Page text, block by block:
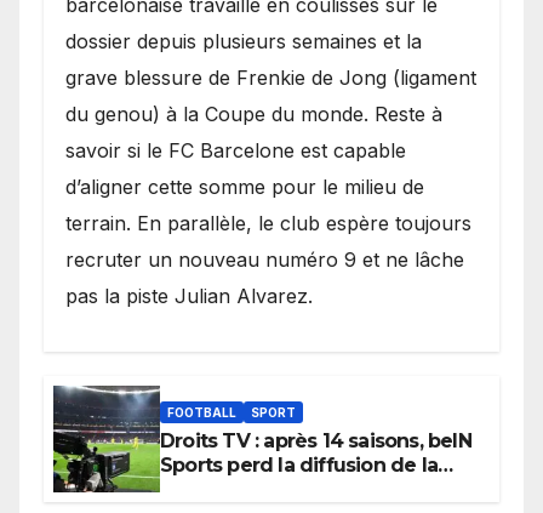
barcelonaise travaille en coulisses sur le
dossier depuis plusieurs semaines et la
grave blessure de Frenkie de Jong (ligament
du genou) à la Coupe du monde. Reste à
savoir si le FC Barcelone est capable
d’aligner cette somme pour le milieu de
terrain. En parallèle, le club espère toujours
recruter un nouveau numéro 9 et ne lâche
pas la piste Julian Alvarez.
FOOTBALL SPORT
Droits TV : après 14 saisons, beIN
Sports perd la diffusion de la